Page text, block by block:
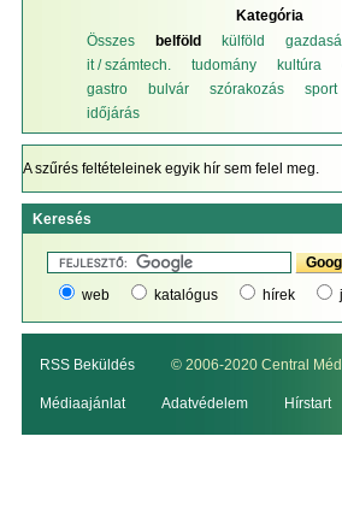
Kategória
Összes
belföld külföld
it / számtech.
tudomány kultúra
gastro
bulvár szórakozás sport
időjárás
A szűrés feltételeinek egyik hír sem felel meg.
Keresés
web katalógus hírek
RSS Beküldés © 2006-2020 Central
Médiaajánlat Adatvédelem Hírstart